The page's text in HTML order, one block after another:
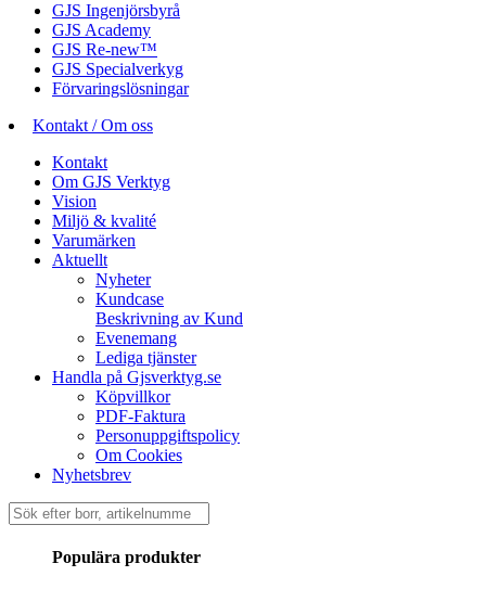
GJS Ingenjörsbyrå
GJS Academy
GJS Re-new™
GJS Specialverkyg
Förvaringslösningar
Kontakt / Om oss
Kontakt
Om GJS Verktyg
Vision
Miljö & kvalité
Varumärken
Aktuellt
Nyheter
Kundcase
Beskrivning av Kund
Evenemang
Lediga tjänster
Handla på Gjsverktyg.se
Köpvillkor
PDF-Faktura
Personuppgiftspolicy
Om Cookies
Nyhetsbrev
Sök
efter:
Populära produkter